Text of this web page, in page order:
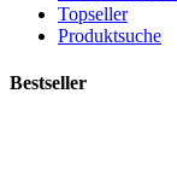
Topseller
Produktsuche
Bestseller